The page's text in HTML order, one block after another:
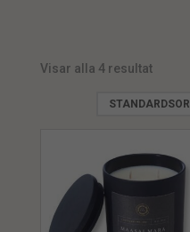
min.
Visar alla 4 resultat